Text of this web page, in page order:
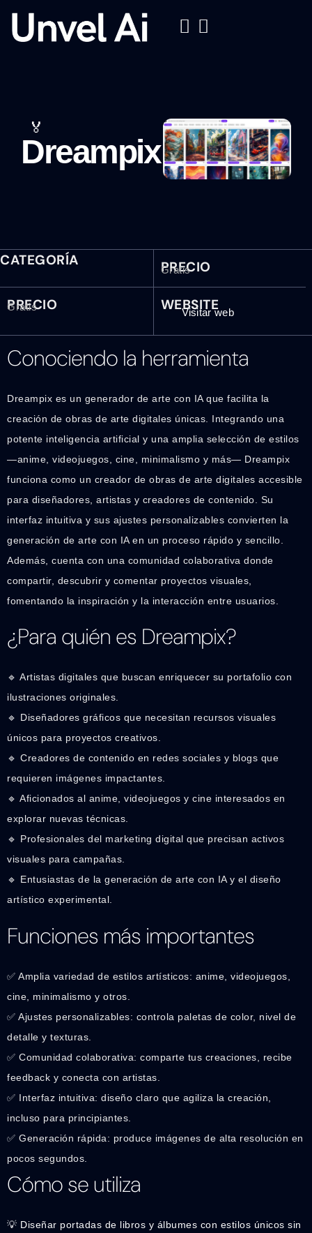
🏅
Dreampix
CATEGORÍA PRECIO
Gratis
PRECIO
Gratis WEBSITE
Visitar web
Conociendo la herramienta
Dreampix es un generador de arte con IA que facilita la
creación de obras de arte digitales únicas. Integrando una
potente inteligencia artificial y una amplia selección de estilos
—anime, videojuegos, cine, minimalismo y más— Dreampix
funciona como un creador de obras de arte digitales accesible
para diseñadores, artistas y creadores de contenido. Su
interfaz intuitiva y sus ajustes personalizables convierten la
generación de arte con IA en un proceso rápido y sencillo.
Además, cuenta con una comunidad colaborativa donde
compartir, descubrir y comentar proyectos visuales,
fomentando la inspiración y la interacción entre usuarios.
¿Para quién es Dreampix?
🔹 Artistas digitales que buscan enriquecer su portafolio con
ilustraciones originales.
🔹 Diseñadores gráficos que necesitan recursos visuales
únicos para proyectos creativos.
🔹 Creadores de contenido en redes sociales y blogs que
requieren imágenes impactantes.
🔹 Aficionados al anime, videojuegos y cine interesados en
explorar nuevas técnicas.
🔹 Profesionales del marketing digital que precisan activos
visuales para campañas.
🔹 Entusiastas de la generación de arte con IA y el diseño
artístico experimental.
Funciones más importantes
✅ Amplia variedad de estilos artísticos: anime, videojuegos,
cine, minimalismo y otros.
✅ Ajustes personalizables: controla paletas de color, nivel de
detalle y texturas.
✅ Comunidad colaborativa: comparte tus creaciones, recibe
feedback y conecta con artistas.
✅ Interfaz intuitiva: diseño claro que agiliza la creación,
incluso para principiantes.
✅ Generación rápida: produce imágenes de alta resolución en
pocos segundos.
Cómo se utiliza
💡 Diseñar portadas de libros y álbumes con estilos únicos sin